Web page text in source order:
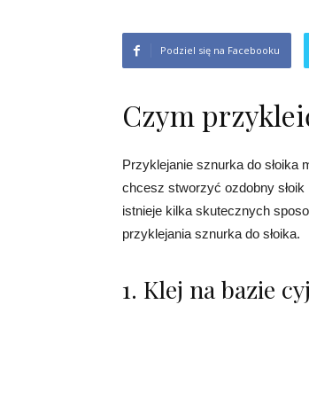
Podziel się na Facebooku
Czym
Przyklejanie sznurka do słoika
chcesz stworzyć ozdobny
istnieje kilka skutecznych
przyklejania sznurka do słoika.
1. Klej na bazie